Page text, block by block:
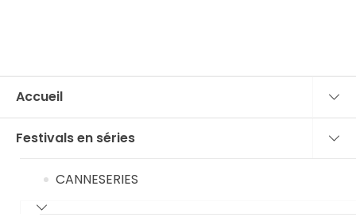
Accueil
Festivals en séries
CANNESERIES